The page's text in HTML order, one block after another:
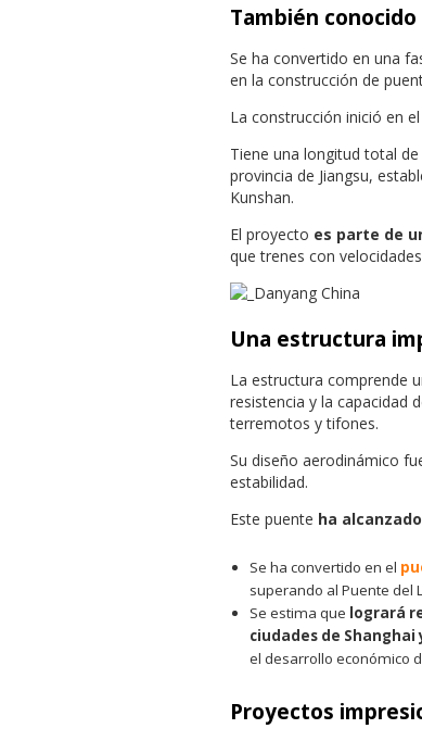
También
Se ha convertido en una
en la construcción de
La construcción inició en
Tiene una longitud total
provincia de Jiangsu,
Kunshan.
El proyecto es parte de
que trenes con
Una estructura
La estructura comprende
resistencia y la capacidad
terremotos y tifones.
Su diseño aerodinámico
estabilidad.
Este puente ha
Se ha convertido en el
superando al Puente del
Se estima que logrará
ciudades de Shanghai
el desarrollo económico
Proyectos